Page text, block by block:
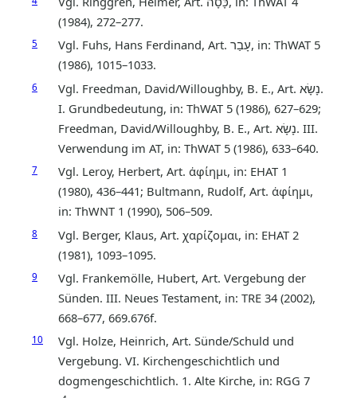
(1984), 272–277.
5
Vgl. Fuhs, Hans Ferdinand, Art. עָבַר, in: ThWAT 5
(1986), 1015–1033.
6
Vgl. Freedman, David/Willoughby, B. E., Art. נָשָׂא.
I. Grundbedeutung, in: ThWAT 5 (1986), 627–629;
Freedman, David/Willoughby, B. E., Art. נָשָׂא. III.
Verwendung im AT, in: ThWAT 5 (1986), 633–640.
7
Vgl. Leroy, Herbert, Art. ἀφίημι, in: EHAT 1
(1980), 436–441; Bultmann, Rudolf, Art. ἀφίημι,
in: ThWNT 1 (1990), 506–509.
8
Vgl. Berger, Klaus, Art. χαρίζομαι, in: EHAT 2
(1981), 1093–1095.
9
Vgl. Frankemölle, Hubert, Art. Vergebung der
Sünden. III. Neues Testament, in: TRE 34 (2002),
668–677, 669.676f.
10
Vgl. Holze, Heinrich, Art. Sünde/Schuld und
Vergebung. VI. Kirchengeschichtlich und
dogmengeschichtlich. 1. Alte Kirche, in: RGG 7